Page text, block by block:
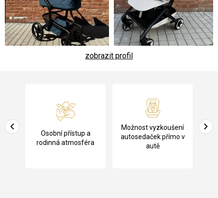
zobrazit profil
a
Osobní přístup a
rodinná atmosféra
Možnost vyzkoušení
autosedaček přímo v
autě